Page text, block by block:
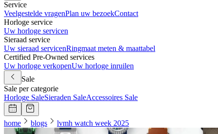
Service
Veelgestelde vragenPlan uw bezoekContact
Horloge service
Uw horloge servicen
Sieraad service
Uw sieraad servicenRingmaat meten & maattabel
Certified Pre-Owned services
Uw horloge verkopenUw horloge inruilen
Sale
Sale per categorie
Horloge SaleSieraden SaleAccessoires Sale
home blogs lvmh watch week 2025